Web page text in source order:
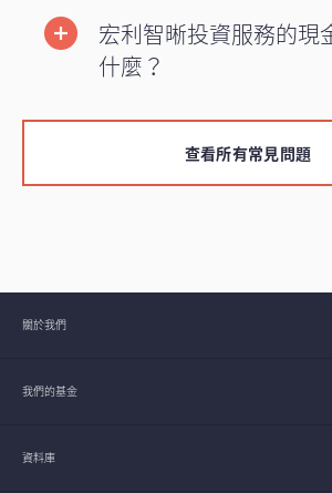
宏利智晰投資服務的現
什麼？
查看所有常見問題
關於我們
我們的基金
資料庫